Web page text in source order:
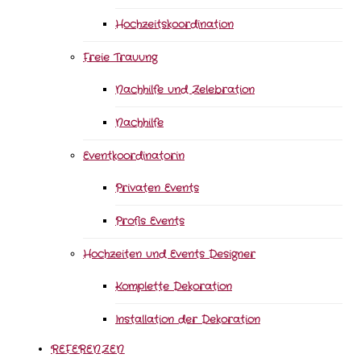
Hochzeitskoordination
Freie Trauung
Nachhilfe und Zelebration
Nachhilfe
Eventkoordinatorin
Privaten Events
Profis Events
Hochzeiten und Events Designer
Komplette Dekoration
Installation der Dekoration
REFERENZEN